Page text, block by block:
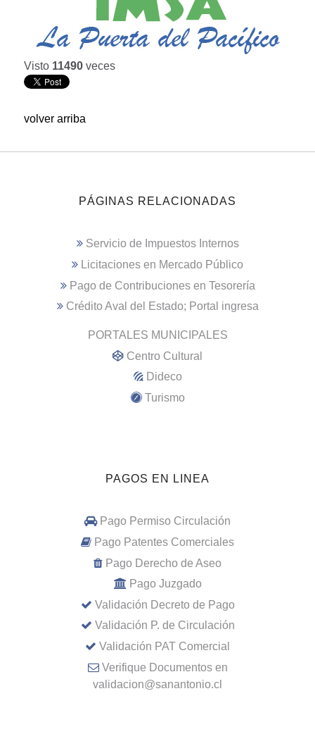
Visto 11490 veces
volver arriba
PÁGINAS RELACIONADAS
Servicio de Impuestos Internos
Licitaciones en Mercado Público
Pago de Contribuciones en Tesorería
Crédito Aval del Estado; Portal ingresa
PORTALES MUNICIPALES
Centro Cultural
Dideco
Turismo
PAGOS EN LINEA
Pago Permiso Circulación
Pago Patentes Comerciales
Pago Derecho de Aseo
Pago Juzgado
Validación Decreto de Pago
Validación P. de Circulación
Validación PAT Comercial
Verifique Documentos en
validacion@sanantonio.cl